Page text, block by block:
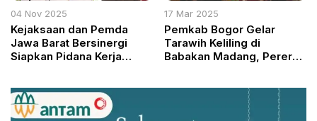
04 Nov 2025
Kejaksaan dan Pemda
Jawa Barat Bersinergi
Siapkan Pidana Kerja
17 Mar 2025
Pemkab Bogor Gelar
Tarawih Keliling di
Babakan Madang, Pererat